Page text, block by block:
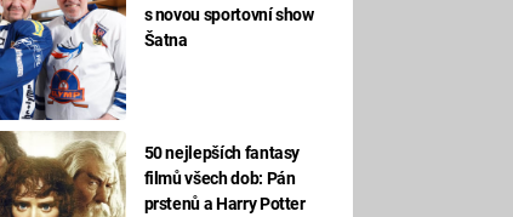
s novou sportovní show
Šatna
50 nejlepších fantasy
filmů všech dob: Pán
prstenů a Harry Potter